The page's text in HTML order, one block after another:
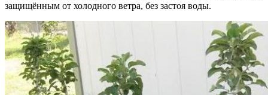
защищённым от холодного ветра, без застоя воды.